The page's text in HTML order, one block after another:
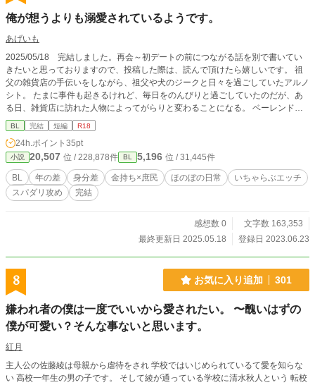
俺が想うよりも溺愛されているようです。
あげいも
2025/05/18 完結しました。再会～初デートの前につながる話を別で書いてい
きたいと思っておりますので、投稿した際は、読んで頂けたら嬉しいです。 祖
父の雑貨店の手伝いをしながら、祖父や犬のジークと日々を過ごしていたアルノ
シト。 たまに事件も起きるけれど、毎日をのんびりと過ごしていたのだが、あ
る日、雑貨店に訪れた人物によってがらりと変わることになる。 ベーレンドル
フ財閥と言えば、誰もが知る大財閥。その総帥の肩書を持つ彼──ルートヴィヒ
のおかげで、自分も周囲も。様々な事が動き出した─── とある事件をきっかけ
に知り合い、恋人同士になった二人のお話。 なんちゃってスチームパンクの世
界でいちゃいちゃするだけのお話。 年齢差（6歳）身分差（金持ち×一般人）黒
髪×白髪CP。当て馬なし、ドロドロなしのほのぼのいちゃエロが基本です。 た
まにシリアスも挟みますが、緩いお話がほとんどです。 ※この作品はpixiv、小
説家になろうにも掲載しています。 タイトルについているアルファベットの説
全年齢～R15。ひたすらいちゃいちゃするだけ。キス以上本番未満。 C……R1
8。エッッなシーンが読みたい人向け。 D～……全年齢～R15。事後話や追加エ
起きます。 お好みに合わせてお選びください。 （読まなくても話が通じるよう
にしているつもりです）
BL 完結 短編 R18
24h.ポイント 35pt
小説 20,507 位 / 228,878件 BL 5,196 位 / 31,445件
BL 年の差 身分差 金持ち×庶民 ほのぼの日常
いちゃらぶエッチ
スパダリ攻め
完結
感想数 0
文字数 163,353
最終更新日 2025.05.18
登録日 2023.06.23
8 お気に入り追加 301
嫌われ者の僕は一度でいいから愛されたい。 〜醜いはずの
僕が可愛い？そんな事ないと思います。
紅月
主人公の佐藤綾は母親から虐待をされ 学校ではいじめられているて愛を知らな
い 高校一年生の男の子です。 そして綾が通っている学校に清水秋人という 転校